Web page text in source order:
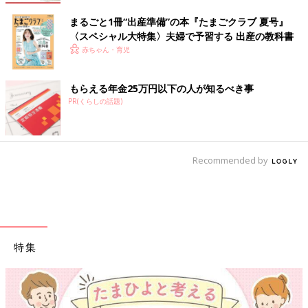
まるごと1冊“出産準備”の本『たまごクラブ 夏号』
〈スペシャル大特集〉夫婦で予習する 出産の教科書
赤ちゃん・育児
もらえる年金25万円以下の人が知るべき事
PR(くらしの話題)
Recommended by
特集